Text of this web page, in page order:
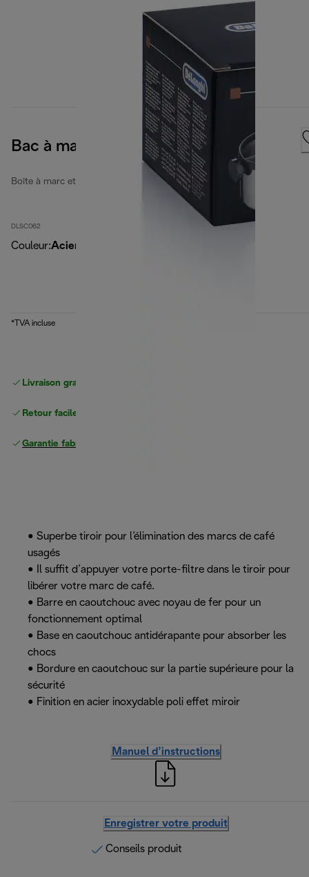
Bac à marc
Boîte à marc et tamper
DLSC062
Couleur:Acier inoxydable/noir
*TVA incluse
Livraison gratuite
Retour facile
Garantie fabricant complète
• Superbe tiroir pour l’élimination des marcs de café
usagés
• Il suffit d’appuyer votre porte-filtre dans le tiroir pour
libérer votre marc de café.
• Barre en caoutchouc avec noyau de fer pour un
fonctionnement optimal
• Base en caoutchouc antidérapante pour absorber les
chocs
• Bordure en caoutchouc sur la partie supérieure pour la
sécurité
• Finition en acier inoxydable poli effet miroir
Manuel d’instructions
Enregistrer votre produit
Conseils produit